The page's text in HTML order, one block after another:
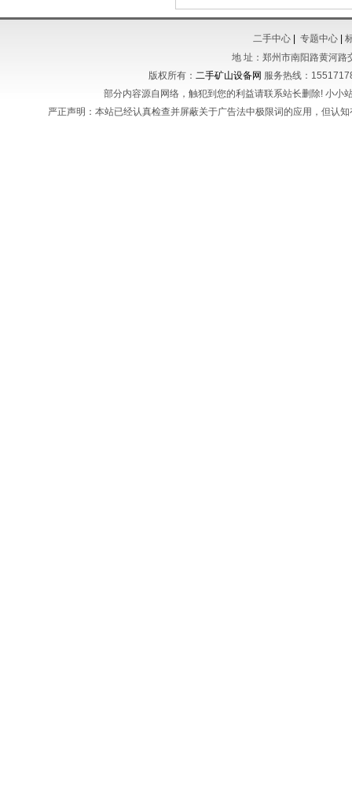
二手中心 专题中心
地 址：郑州市南阳路黄河路
版权所有： 二手矿山设备网 服务热线：
部分内容源自网络，触犯到您的利益请联系站长删除! 小
严正声明：本站已经认真检查并屏蔽关于广告法中极限词的应用，但认